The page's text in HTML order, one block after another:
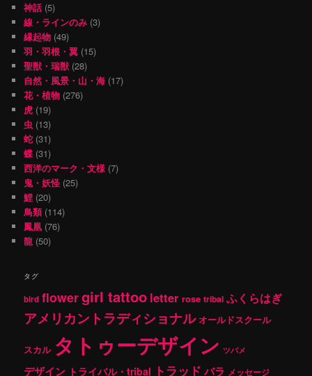
神話 (5)
線・ラインのみ (3)
縁起物 (49)
羽・羽根・翼 (15)
聖獣・瑞獣 (28)
自然・風景・山・海 (17)
花・植物 (276)
虎 (19)
虫 (13)
蛇 (31)
蝶 (31)
西洋のマーク・文様 (7)
鬼・妖怪 (25)
鯉 (20)
鳥類(114)
鳳凰 (76)
龍 (50)
タグ
bird flowergirl tattoo letter rose tribal ふくらはぎ
アメリカントラディショナル オールドスクール
スカル タトゥーデザイン ツバメ
デザイン トライバル・tribal トラッド バラ メッセージ